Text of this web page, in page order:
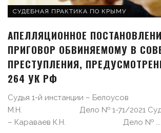
СУДЕБНАЯ ПРАКТИКА ПО КРЫМУ
АПЕЛЛЯЦИОННОЕ
ПРИГОВОР ОБВИНЯЕМОМУ В
ПРЕСТУПЛЕНИЯ,
264 УК РФ
Судья 1-й инстанции – Белоусов
М.Н. Дело № 1-71/2021 Судья
– Караваев К.Н. Дело № ...